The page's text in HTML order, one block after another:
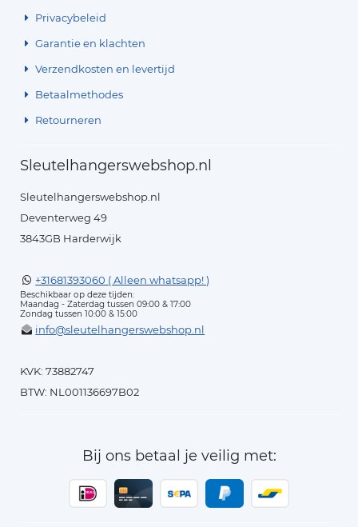
Privacybeleid
Garantie en klachten
Verzendkosten en levertijd
Betaalmethodes
Retourneren
Sleutelhangerswebshop.nl
Sleutelhangerswebshop.nl
Deventerweg 49
3843GB Harderwijk
+31681393060 ( Alleen whatsapp! )
Beschikbaar op deze tijden:
Maandag - Zaterdag tussen 09:00 & 17:00
Zondag tussen 10:00 & 15:00
info@sleutelhangerswebshop.nl
KVK: 73882747
BTW: NL001136697B02
Bij ons betaal je veilig met: